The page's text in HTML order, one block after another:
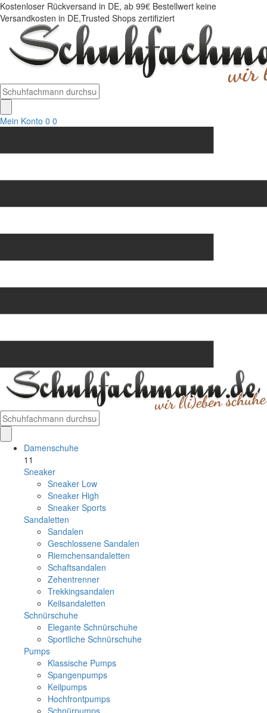
Kostenloser Rückversand in DE, ab 99€ Bestellwert keine
Versandkosten in DE,Trusted Shops zertifiziert
Mein Konto 0 0
Damenschuhe
11
Sneaker
Sneaker Low
Sneaker High
Sneaker Sports
Sandaletten
Sandalen
Geschlossene Sandalen
Riemchensandaletten
Schaftsandalen
Zehentrenner
Trekkingsandalen
Keilsandaletten
Schnürschuhe
Elegante Schnürschuhe
Sportliche Schnürschuhe
Pumps
Klassische Pumps
Spangenpumps
Keilpumps
Hochfrontpumps